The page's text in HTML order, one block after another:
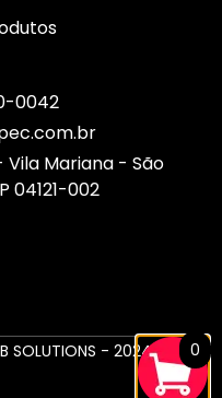
0042
Vila Mariana - São
04121-002
SOLUTIONS - 2024 0